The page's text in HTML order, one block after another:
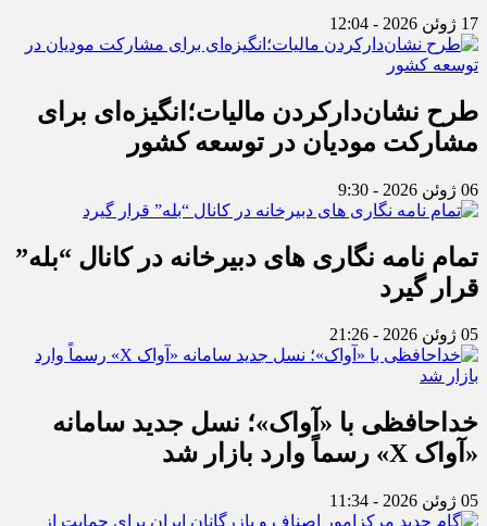
17 ژوئن 2026 - 12:04
طرح نشان‌دارکردن مالیات؛انگیزه‌ای برای
مشارکت مودیان در توسعه کشور
06 ژوئن 2026 - 9:30
تمام نامه نگاری های دبیرخانه در کانال “بله”
قرار گیرد
05 ژوئن 2026 - 21:26
خداحافظی با «آواک»؛ نسل جدید سامانه
«آواک X» رسماً وارد بازار شد
05 ژوئن 2026 - 11:34